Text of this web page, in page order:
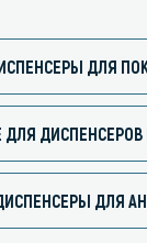
для дезинфекции
ДЛЯ
ДИСПЕНСЕРОВ
ДЛЯ